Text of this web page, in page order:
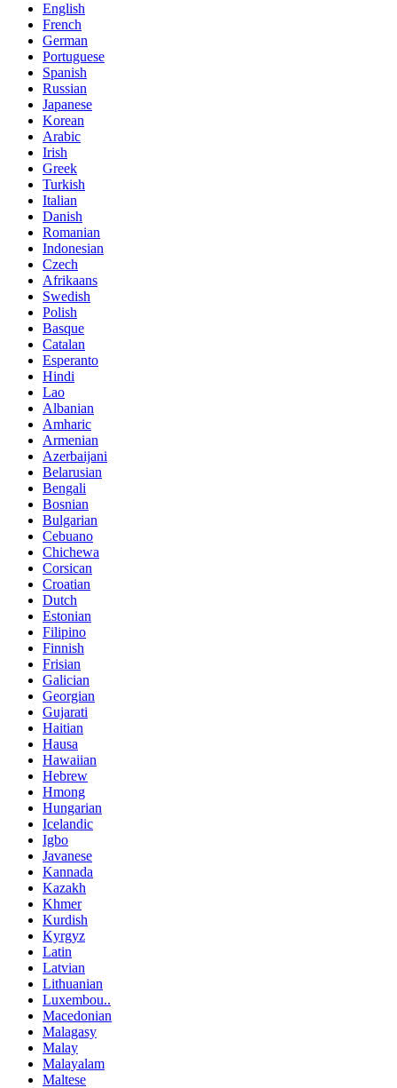
English
French
German
Portuguese
Spanish
Russian
Japanese
Korean
Arabic
Irish
Greek
Turkish
Italian
Danish
Romanian
Indonesian
Czech
Afrikaans
Swedish
Polish
Basque
Catalan
Esperanto
Hindi
Lao
Albanian
Amharic
Armenian
Azerbaijani
Belarusian
Bengali
Bosnian
Bulgarian
Cebuano
Chichewa
Corsican
Croatian
Dutch
Estonian
Filipino
Finnish
Frisian
Galician
Georgian
Gujarati
Haitian
Hausa
Hawaiian
Hebrew
Hmong
Hungarian
Icelandic
Igbo
Javanese
Kannada
Kazakh
Khmer
Kurdish
Kyrgyz
Latin
Latvian
Lithuanian
Luxembou..
Macedonian
Malagasy
Malay
Malayalam
Maltese